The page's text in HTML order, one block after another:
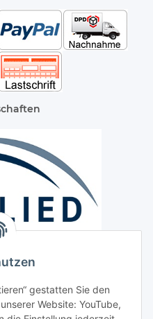
gestatten Sie den
Website: YouTube,